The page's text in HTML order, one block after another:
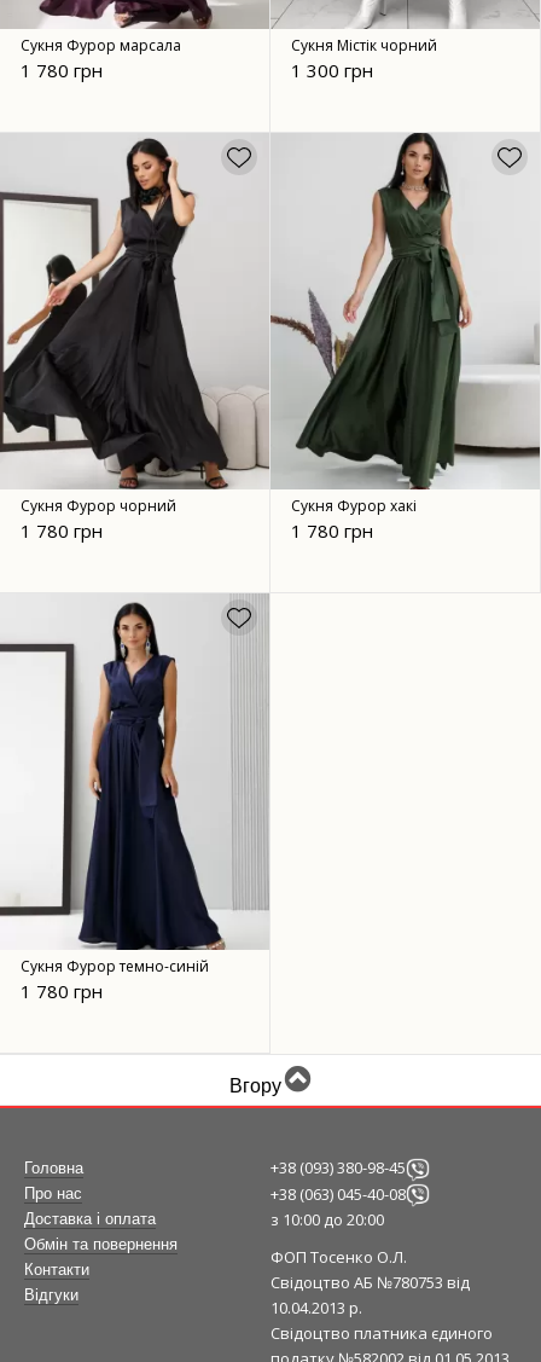
Сукня Фурор марсала
1 780 грн
Сукня Містік чорний
1 300 грн
Сукня Фурор чорний
1 780 грн
Сукня Фурор хакі
1 780 грн
Сукня Фурор темно-синій
1 780 грн
Вгору
Головна
Про нас
Доставка і оплата
Обмін та повернення
Контакти
Відгуки
+38 (093) 380-98-45
+38 (063) 045-40-08
з 10:00 до 20:00
ФОП Тосенко О.Л.
Свідоцтво АБ №780753 від
10.04.2013 р.
Свідоцтво платника єдиного